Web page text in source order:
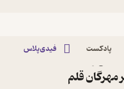
پادکست فیدی‌پلاس
مهرگان قلم